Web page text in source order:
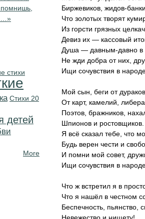
Биржевиков, жидов-
Что золотых творят
Из горсти грязных
Девиз их — кассовый
Душа — давным-давно в
Не жди добра от них,
Ищи сочувствия в
Мой сын, беги от дураков,
От карт, камелий,
Поэтов, бражников,
Шпионов и ростовщиков.
Я всё сказал тебе, что
Будь верен чести и
И помни мой совет,
Ищи сочувствия в
Что ж встретил я в
Что я нашёл в честном
Беспечность, пьянство,
стихи
Стихи 20
детей
More